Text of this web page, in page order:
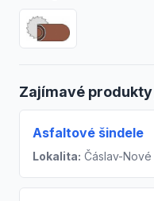
Zajímavé
Asfaltové šindele
Lokalita: Čáslav-